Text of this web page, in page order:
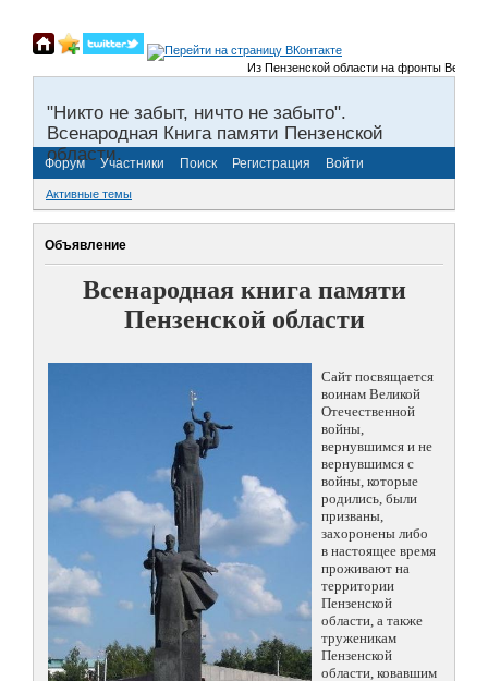
Из Пензенской области на фронты
"Никто не забыт, ничто не забыто".
Всенародная Книга памяти Пензенской
области.
Форум Участники Поиск Регистрация Войти
Активные темы
Объявление
Всенародная книга памяти
Пензенской области
Сайт посвящается
воинам Великой
Отечественной
войны,
вернувшимся и не
вернувшимся с
войны, которые
родились, были
призваны,
захоронены либо
в настоящее время
проживают на
территории
Пензенской
области, а также
труженикам
Пензенской
области, ковавшим